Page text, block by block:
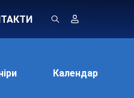
Календар